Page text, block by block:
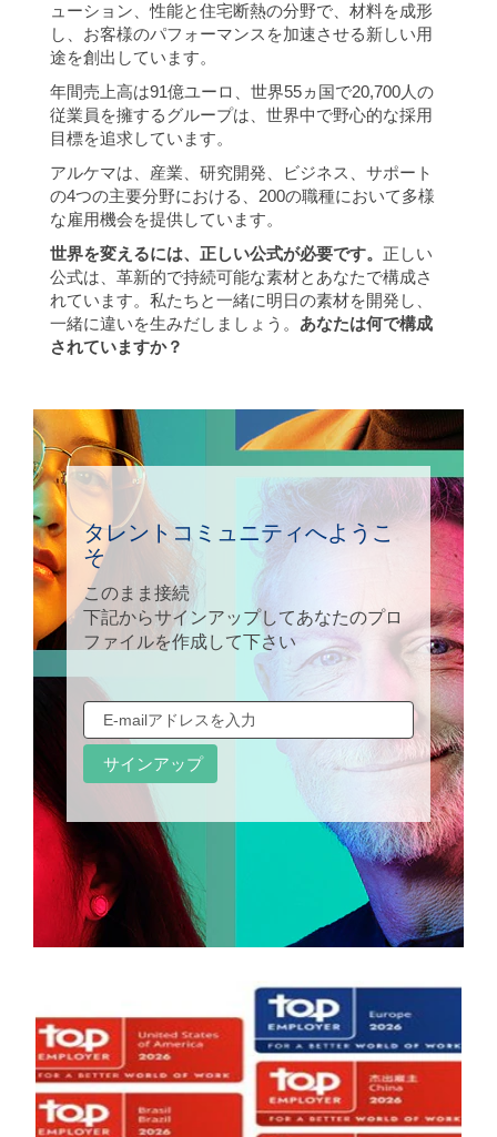
ューション、性能と住宅断熱の分野で、材料を成形
し、お客様のパフォーマンスを加速させる新しい用
途を創出しています。
年間売上高は91億ユーロ、世界55ヵ国で20,700人の
従業員を擁するグループは、世界中で野心的な採用
目標を追求しています。
アルケマは、産業、研究開発、ビジネス、サポート
の4つの主要分野における、200の職種において多様
な雇用機会を提供しています。
世界を変えるには、正しい公式が必要です。 正しい
公式は、革新的で持続可能な素材とあなたで構成さ
れています。私たちと一緒に明日の素材を開発し、
一緒に違いを生みだしましょう。 あなたは何で構成
されていますか？
タレントコミュニティへようこ
そ
このまま接続
下記からサインアップしてあなたのプロ
ファイルを作成して下さい